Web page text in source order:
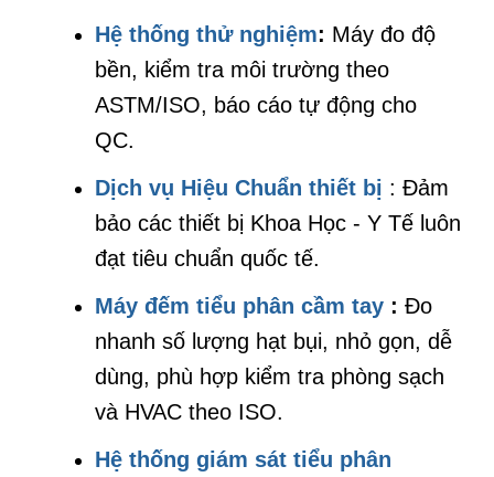
Hệ thống thử nghiệm: Máy đo độ
bền, kiểm tra môi trường theo
ASTM/ISO, báo cáo tự động cho
QC.
Dịch vụ Hiệu Chuẩn thiết bị : Đảm
bảo các thiết bị Khoa Học - Y Tế luôn
đạt tiêu chuẩn quốc tế.
Máy đếm tiểu phân cầm tay: Đo
nhanh số lượng hạt bụi, nhỏ gọn, dễ
dùng, phù hợp kiểm tra phòng sạch
và HVAC theo ISO.
Hệ thống giám sát tiểu phân